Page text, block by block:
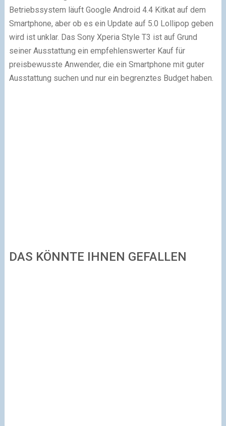
Betriebssystem läuft Google Android 4.4 Kitkat auf dem
Smartphone, aber ob es ein Update auf 5.0 Lollipop geben
wird ist unklar. Das Sony Xperia Style T3 ist auf Grund
seiner Ausstattung ein empfehlenswerter Kauf für
preisbewusste Anwender, die ein Smartphone mit guter
Ausstattung suchen und nur ein begrenztes Budget haben.
DAS KÖNNTE IHNEN GEFALLEN